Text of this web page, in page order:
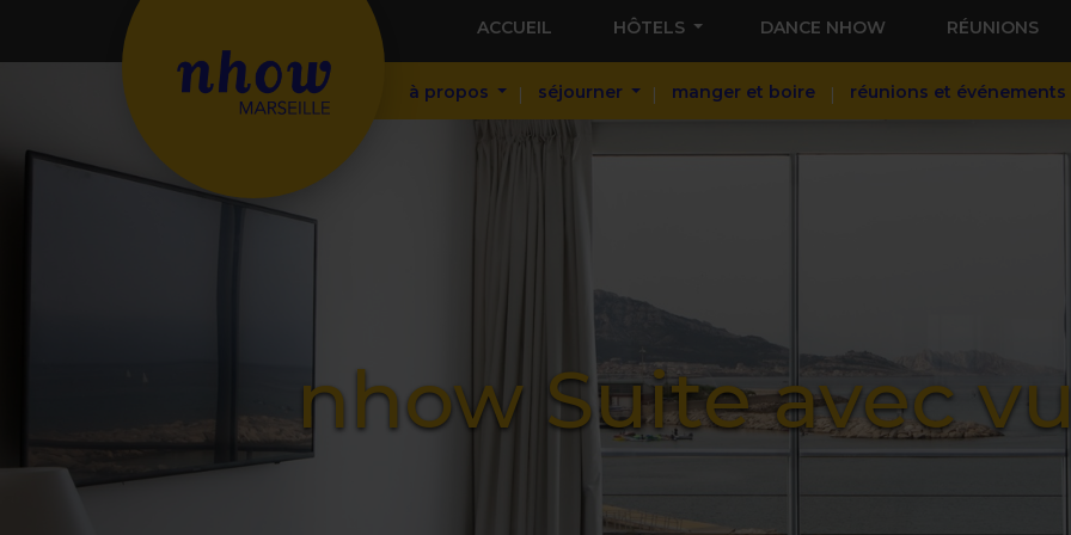
ACCUEIL HÔTELS DANCE NHOW RÉUNIONS
à propos séjourner manger et boire réunions et événements
nhow Suite avec